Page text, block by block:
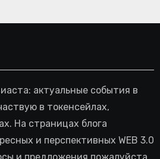
актуальные события в
в токенсейлах,
На страницах блога
и перспективных WEB 3.0